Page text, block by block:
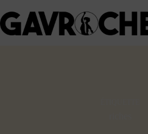
au
contenu